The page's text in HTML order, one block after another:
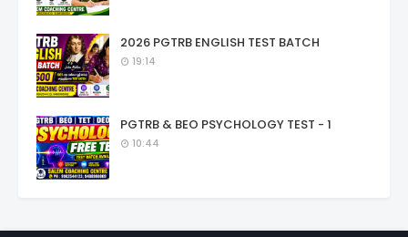
2026 PGTRB ENGLISH TEST BATCH
19:14
PGTRB & BEO PSYCHOLOGY TEST - 1
10:44